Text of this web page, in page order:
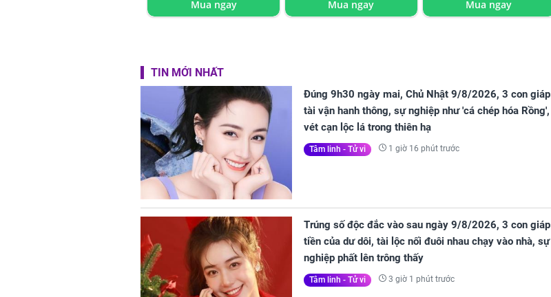
Mua ngay
Mua ngay
Mua ngay
TIN MỚI NHẤT
Đúng 9h30 ngày mai, Chủ Nhật 9/8/2026, 3 con giáp
tài vận hanh thông, sự nghiệp như 'cá chép hóa Rồng',
vét cạn lộc lá trong thiên hạ
Tâm linh - Tử vi 1 giờ 16 phút trước
Trúng số độc đắc vào sau ngày 9/8/2026, 3 con giáp
tiền của dư dôi, tài lộc nối đuôi nhau chạy vào nhà, sự
nghiệp phất lên trông thấy
Tâm linh - Tử vi 3 giờ 1 phút trước